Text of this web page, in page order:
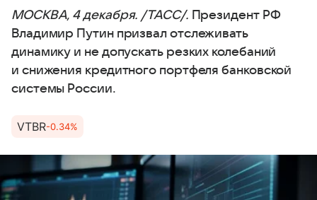
МОСКВА, 4 декабря. /ТАСС/. Президент РФ
Владимир Путин призвал отслеживать
динамику и не допускать резких колебаний
и снижения кредитного портфеля банковской
системы России.
VTBR-0.34%